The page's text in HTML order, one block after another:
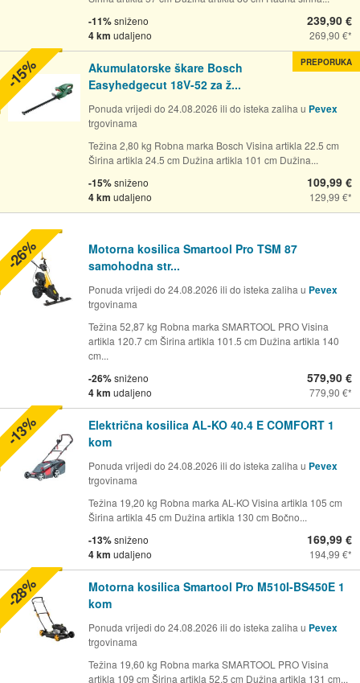
-11%sniženo
4 km udaljeno
239,90 €
269,90 €
Akumulatorske škare Bosch
Easyhedgecut 18V-52 za ž...
Ponuda vrijedi do 24.08.2026 ili do isteka zaliha u Pevex
trgovinama
Težina 2,80 kg Robna marka Bosch Visina artikla 22.5 cm
Širina artikla 24.5 cm Dužina artikla 101 cm Dužina...
-15%sniženo
4 km udaljeno
109,99 €
129,99 €
PREPORUKA
-15%
Motorna kosilica Smartool Pro TSM 87
samohodna str...
Ponuda vrijedi do 24.08.2026 ili do isteka zaliha u Pevex
trgovinama
Težina 52,87 kg Robna marka SMARTOOL PRO Visina
artikla 120.7 cm Širina artikla 101.5 cm Dužina artikla 140
cm...
-26%sniženo
4 km udaljeno
579,90 €
779,90 €
-26%
Električna kosilica AL-KO 40.4 E COMFORT 1
kom
Ponuda vrijedi do 24.08.2026 ili do isteka zaliha u Pevex
trgovinama
Težina 19,20 kg Robna marka AL-KO Visina artikla 105 cm
Širina artikla 45 cm Dužina artikla 130 cm Bočno...
-13%sniženo
4 km udaljeno
169,99 €
194,99 €
-13%
Motorna kosilica Smartool Pro M510I-BS450E 1
kom
Ponuda vrijedi do 24.08.2026 ili do isteka zaliha u Pevex
trgovinama
Težina 19,60 kg Robna marka SMARTOOL PRO Visina
artikla 109 cm Širina artikla 52.5 cm Dužina artikla 131 cm...
-28%